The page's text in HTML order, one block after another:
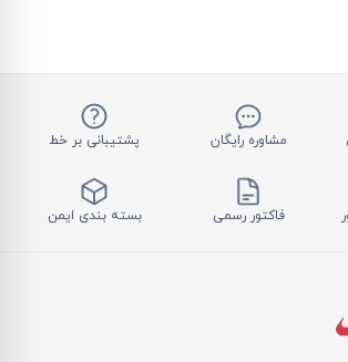
مشاوره رایگان پشتیبانی بر خط
فاکتور رسمی بسته بندی ایمن